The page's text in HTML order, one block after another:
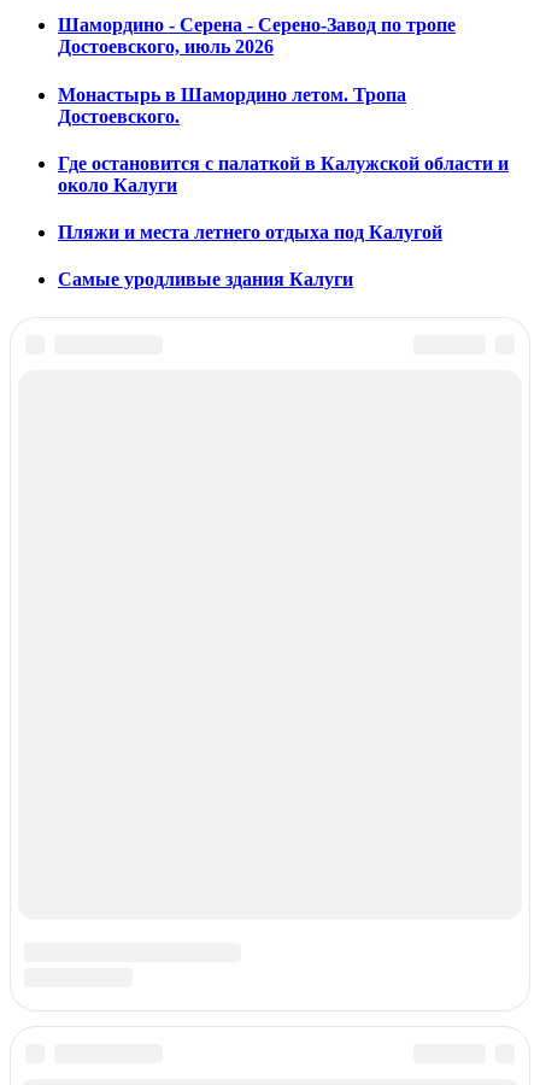
Шамордино - Серена - Серено-Завод по тропе
Достоевского, июль 2026
Монастырь в Шамордино летом. Тропа
Достоевского.
Где остановится с палаткой в Калужской области и
около Калуги
Пляжи и места летнего отдыха под Калугой
Самые уродливые здания Калуги